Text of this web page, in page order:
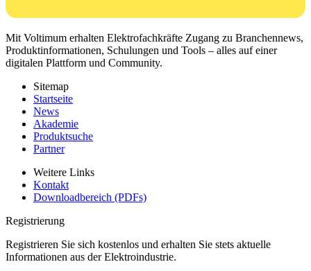
Mit Voltimum erhalten Elektrofachkräfte Zugang zu Branchennews,
Produktinformationen, Schulungen und Tools – alles auf einer
digitalen Plattform und Community.
Sitemap
Startseite
News
Akademie
Produktsuche
Partner
Weitere Links
Kontakt
Downloadbereich (PDFs)
Registrierung
Registrieren Sie sich kostenlos und erhalten Sie stets aktuelle
Informationen aus der Elektroindustrie.